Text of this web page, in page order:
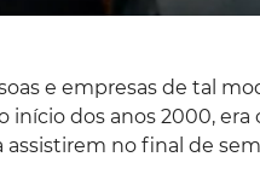
e empresas de tal
dos anos 2000, era
assistirem no final de